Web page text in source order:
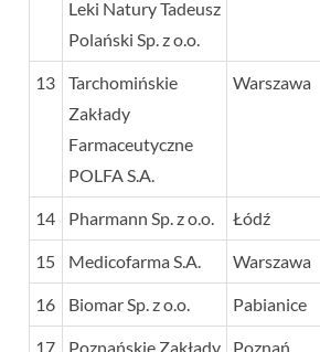
Leki Natury Tadeusz
Polański Sp. z o.o.
13
Tarchomińskie
Zakłady
Farmaceutyczne
POLFA S.A.
Warszawa
14 Pharmann Sp. z o.o. Łódź
15 Medicofarma S.A. Warszawa
16 Biomar Sp. z o.o. Pabianice
17 Poznańskie Zakłady Poznań